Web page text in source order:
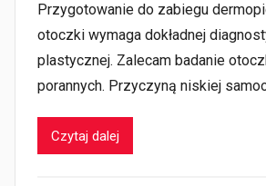
Przygotowanie do zabiegu
otoczki wymaga dokładnej
plastycznej. Zalecam badanie
porannych. Przyczyną niskiej
Czytaj dalej